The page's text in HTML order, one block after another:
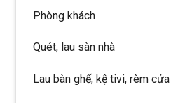
Phòng khách
Quét, lau sàn nhà
Lau bàn ghế, kệ tivi, rèm cửa